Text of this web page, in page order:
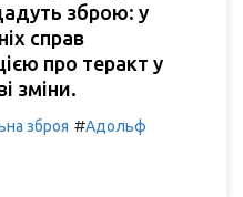
зброю: у
справ
про теракт у
зміни.
зброя #Адольф